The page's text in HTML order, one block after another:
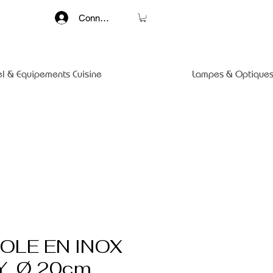
Connexion
& Equipements Cuisine Lampes &
EN INOX